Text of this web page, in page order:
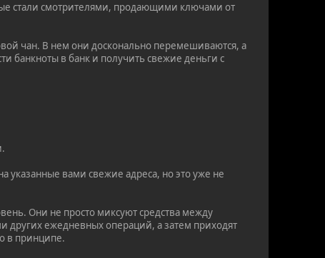
стали смотрителями, продающими ключами от
чан. В нем они досконально перемешиваются, а
банкноты в банк и получить свежие деньги с
указанные вами свежие адреса, но это уже не
Они не просто миксуют средства между
других ежедневных операций, а затем приходят
в принципе.